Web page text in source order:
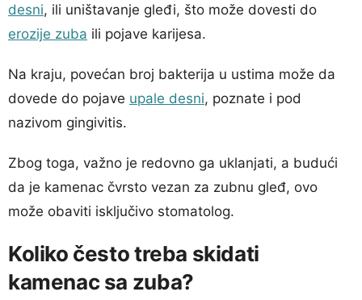
desni, ili uništavanje gleđi, što može dovesti do
erozije zuba ili pojave karijesa.
Na kraju, povećan broj bakterija u ustima može da
dovede do pojave upale desni, poznate i pod
nazivom gingivitis.
Zbog toga, važno je redovno ga uklanjati, a budući
da je kamenac čvrsto vezan za zubnu gleđ, ovo
može obaviti isključivo stomatolog.
Koliko često treba skidati
kamenac sa zuba?